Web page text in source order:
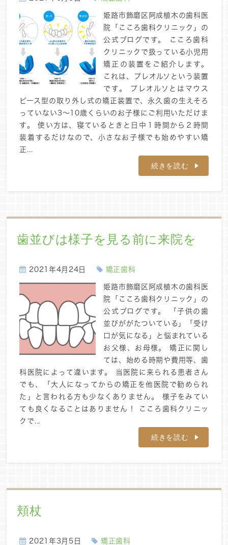
姫路市飾磨区阿成植木の歯科医
院「こころ歯科クリニック」の
公式ブログです。 こころ歯科
クリニックで扱っている小児用
矯正の装置をご紹介します。
これは、プレオルソという装置
です。 プレオルソとはマウス
ピース型の取り外し式の矯正装置で、永久歯の生えそろ
っていない3～10歳くらいのお子様にご利用いただけま
す。 使い方は、寝ているときと日中１時間から２時間
装着するだけなので、小さなお子様でも始めやすい矯
正...
続きを読む
歯並びは様子を見る前に来院を
2021年4月24日 矯正歯科
姫路市飾磨区阿成植木の歯科医
院「こころ歯科クリニック」の
公式ブログです。 「子供の歯
並びががたついている」「受け
口が気になる」と悩まれている
お父様、お母様。 矯正に関し
ては、始める時期や費用等、歯
科医院によって違います。 当医院に来られる患者さん
でも、「大人になってからの矯正を他医院で勧められ
た」と言われる方も少なくありません。 様子をみてい
ても良くなることはありません！ こころ歯科クリニッ
クで...
続きを読む
頬杖
2021年3月5日 矯正歯科